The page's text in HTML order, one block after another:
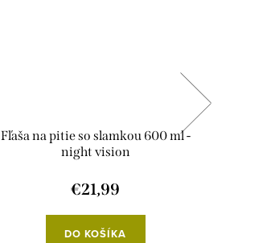
Fľaša na pitie so slamkou 600 ml -
night vision
€21,99
DO KOŠÍKA